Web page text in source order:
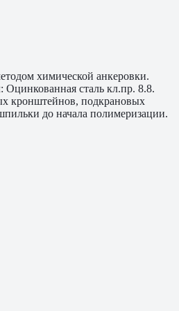
химической анкеровки.
сталь кл.пр. 8.8.
кронштейнов, подкрановых
до начала полимеризации.